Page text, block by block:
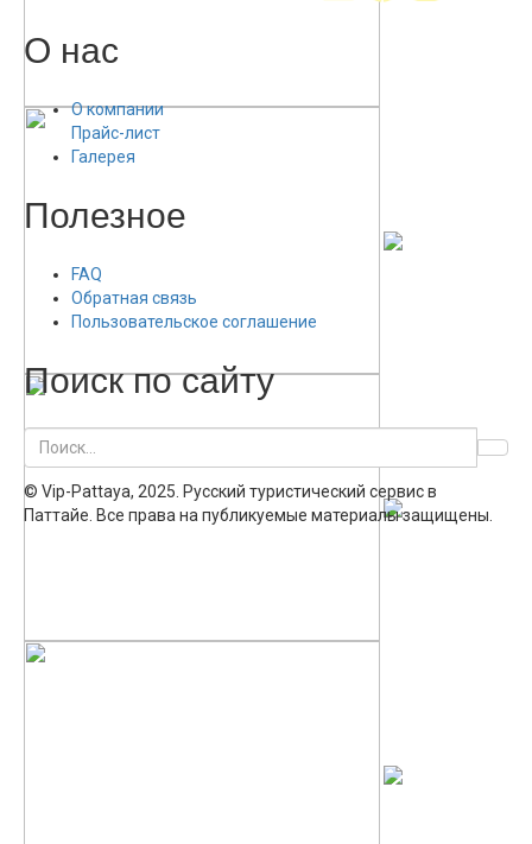
О нас
О компании
Прайс-лист
Галерея
Полезное
FAQ
Обратная связь
Пользовательское соглашение
Поиск по сайту
© Vip-Pattaya, 2025. Русский туристический сервис в
Паттайе. Все права на публикуемые материалы защищены.